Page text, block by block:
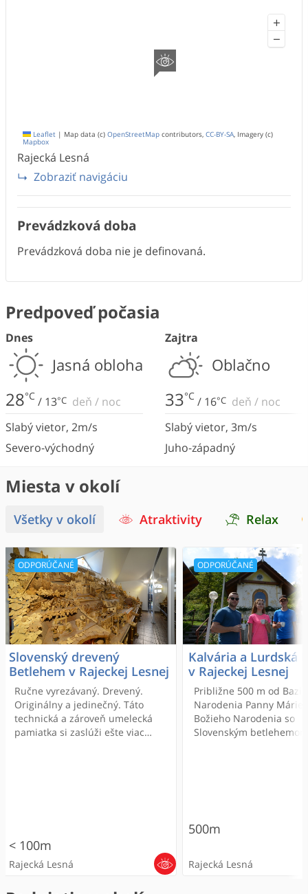
+
−
Leaflet | Map data (c) OpenStreetMap contributors, CC-BY-SA, Imagery (c)
Mapbox
Rajecká Lesná
Zobraziť navigáciu
Prevádzková doba
Prevádzková doba nie je definovaná.
Predpoveď počasia
Dnes
Jasná obloha
28°C / 13°C deň / noc
Slabý vietor, 2m/s
Severo-východný
Zajtra
Oblačno
33°C / 16°C deň / noc
Slabý vietor, 3m/s
Juho-západný
Miesta v okolí
Všetky v okolí Atraktivity Relax
Slovenský drevený
Betlehem v Rajeckej Lesnej
Ručne vyrezávaný. Drevený.
Originálny a jedinečný. Táto
technická a zároveň umelecká
pamiatka si zaslúži ešte viac
veľkosťou.
< 100m
ODPORÚČANÉ
Rajecká Lesná
Kalvária a Lurdská
v Rajeckej Lesnej
Približne 500 m od
Narodenia Panny Márie
Božieho Narodenia so
Slovenským
chodníkom na kopec
ním kríž Ježišovho
500m
ODPORÚČANÉ
Rajecká Lesná